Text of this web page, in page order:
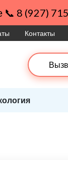
📞 8 (927)
Контакты